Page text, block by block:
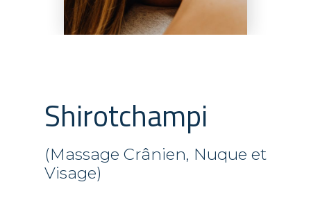
Shirotchampi
(Massage Crânien, Nuque et
Visage)